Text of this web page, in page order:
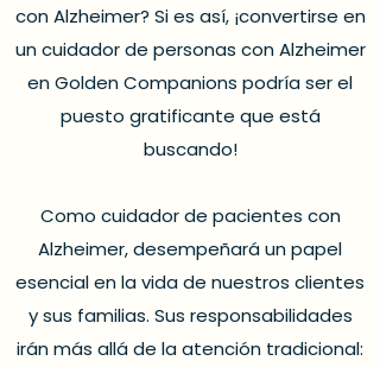
con Alzheimer? Si es así, ¡convertirse en
un cuidador de personas con Alzheimer
en Golden Companions podría ser el
puesto gratificante que está
buscando!
Como cuidador de pacientes con
Alzheimer, desempeñará un papel
esencial en la vida de nuestros clientes
y sus familias. Sus responsabilidades
irán más allá de la atención tradicional: